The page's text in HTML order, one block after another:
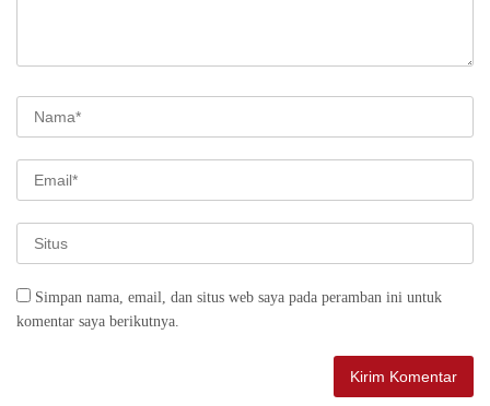
Simpan nama, email, dan situs web saya pada peramban ini untuk
komentar saya berikutnya.